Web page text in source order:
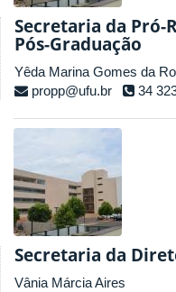
Secretaria da Pró-
Pós-Graduação
Yêda Marina Gomes da
propp@ufu.br
34
Secretaria da
Vânia Márcia Aires